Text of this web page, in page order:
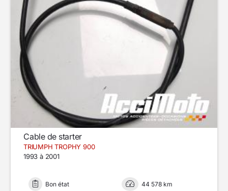
Cable de starter
TRIUMPH TROPHY 900
1993 à 2001
Bon état 44 578 km